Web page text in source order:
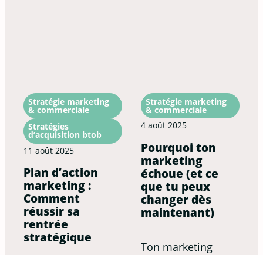
Stratégie marketing
& commerciale
Stratégies
d’acquisition btob
11 août 2025
Plan d’action
marketing :
Comment
réussir sa
rentrée
stratégique
Stratégie marketing
& commerciale
4 août 2025
Pourquoi ton
marketing
échoue (et ce
que tu peux
changer dès
maintenant)
Ton marketing